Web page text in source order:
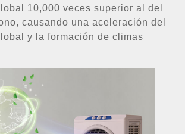
10,000 veces superior al del
causando una aceleración del
y la formación de climas